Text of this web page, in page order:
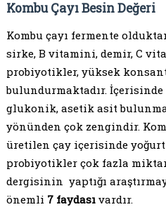
Kombu Çayı Besin Değeri
Kombu çayı fermente
sirke, B vitamini, demir, C
probiyotikler, yüksek
bulundurmaktadır.
glukonik, asetik asit
yönünden çok zengindir.
üretilen çay içerisinde
probiyotikler çok fazla
dergisinin yaptığı
önemli 7 faydasıvardır.